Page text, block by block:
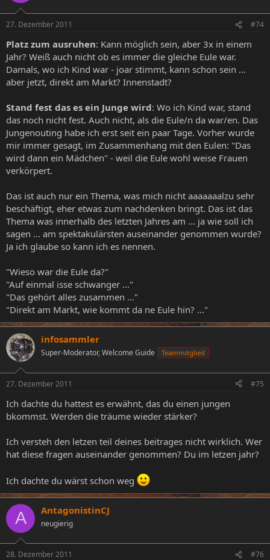
27. Dezember 2011 #74
Platz zum ausruhen: Kann möglich sein, aber 3x in einem
Jahr? Weiß auch nicht ob es immer die gleiche Eule war.
Damals, wo ich Kind war - joar stimmt, kann schon sein ...
aber jetzt, direkt am Markt? Innenstadt?
Stand fest das es ein Junge wird: Wo ich Kind war, stand
das noch nicht fest. Auch nicht, als die Eule/n da war/en. Das
Jungenouting habe ich erst seit ein paar Tage. Vorher wurde
mir immer gesagt, im Zusammenhang mit den Eulen: "Das
wird dann ein Mädchen" - weil die Eule wohl weise Frauen
verkörpert.
Das ist auch nur ein Thema, was mich nicht aaaaaaalzu sehr
beschäftigt, eher etwas zum nachdenken bringt. Das ist das
Thema was innerhalb des letzten Jahres am ... ja wie soll ich
sagen ... am spektakulärsten auseinander genommen wurde?
Ja ich glaube so kann ich es nennen.
"Wieso war die Eule da?"
"Auf einmal isse schwanger ..."
"Das gehört alles zusammen ..."
"Direkt am Markt, wie kommt da ne Eule hin? ..."
infosammler
Super-Moderator, Welcome Guide Teammitglied
27. Dezember 2011 #75
Ich dachte du hattest es erwähnt, das du einen jungen
bkommst. Werden die träume wieder stärker?
Ich versteh den letzen teil deines beitrages nicht wirklich. Wer
hat diese fragen auseinander genommen? Du im letzen jahr?
Ich dachte du wärst schon weg
A AntagonistinCJ
neugierig
28. Dezember 2011 #76